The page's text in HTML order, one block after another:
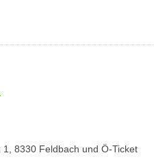
8330 Feldbach und Ö-Ticket